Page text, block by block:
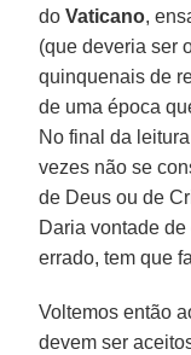
doVaticano,
(que deveria ser
quinquenais de
de uma época
No final da
vezes não se
de Deus ou de
Daria vontade
errado, tem que
Voltemos então
devem ser